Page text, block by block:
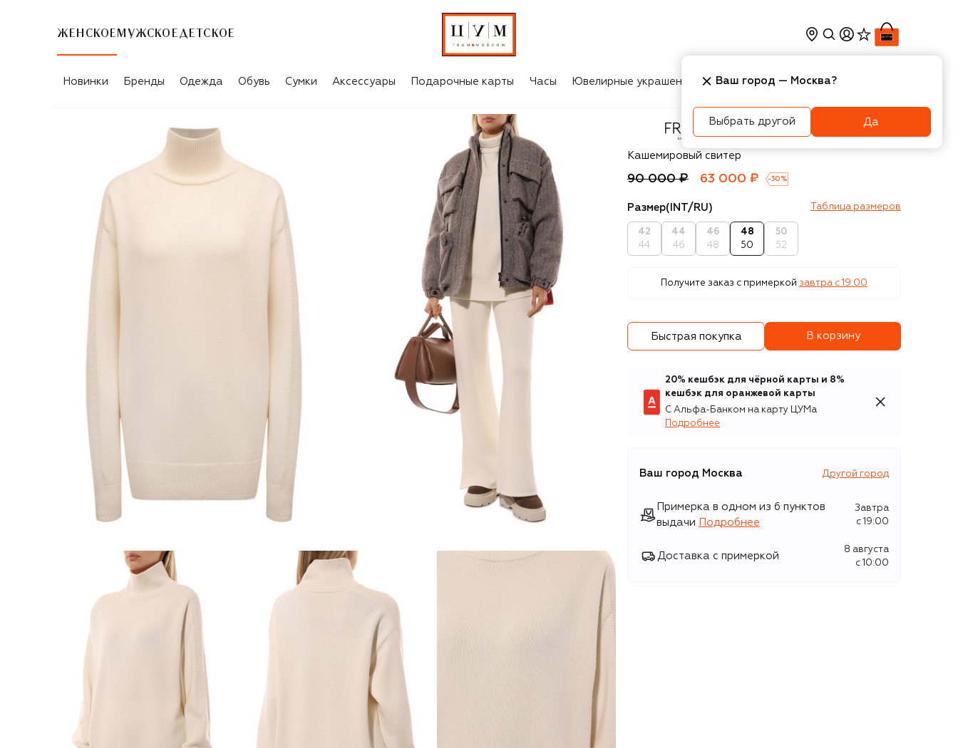
ЖЕНСКОЕ МУЖСКОЕ ДЕТСКОЕ
Новинки Бренды Одежда Обувь Сумки Аксессуары Подарочные карты Часы Ювелирные украшения Косметика Интерьер
Freeage
Кашемировый свитер
90 000 ₽ 63 000 ₽ -30 %
Размер(INT/RU) Таблица размеров
42
44
44
46
46
48
48
50
50
52
Получите заказ с примеркой завтра c 19:00
Быстрая покупка В корзину
20% кешбэк для чёрной карты и 8%
кешбэк для оранжевой карты
С Альфа-Банком на карту ЦУМа
Подробнее
Ваш город Москва Другой город
Примерка в одном из 6 пунктов
выдачи
Подробнее
Завтра
c 19:00
Доставка с примеркой
8 августа
c 10:00
Ваш город — Москва?
Выбрать другой Да